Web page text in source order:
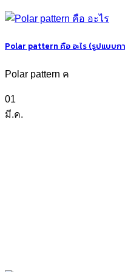
Polar pattern คือ อะไร (รูปแบบก
Polar pattern ค
01
มี.ค.